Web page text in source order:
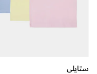
ستايلي